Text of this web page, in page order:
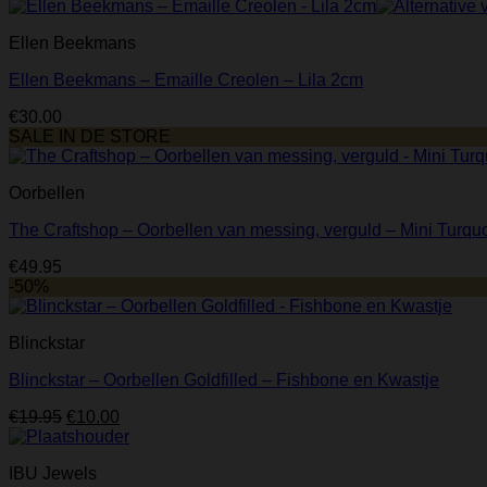
Ellen Beekmans
Ellen Beekmans – Emaille Creolen – Lila 2cm
€30.00
SALE IN DE STORE
Oorbellen
The Craftshop – Oorbellen van messing, verguld – Mini
€49.95
-50%
Blinckstar
Blinckstar – Oorbellen Goldfilled – Fishbone en Kwastje
€19.95 Oorspronkelijke
prijs
€19.95.
€10.00
prijs
IBU Jewels